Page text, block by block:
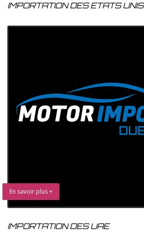
IMPORTATION DES ETATS UNIS
En savoir plus +
IMPORTATION DES UAE